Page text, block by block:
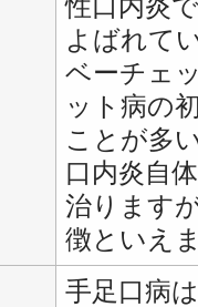
よばれて
ベーチェ
ット病の
ことが多
口内炎自
治ります
徴といえ
手足口病